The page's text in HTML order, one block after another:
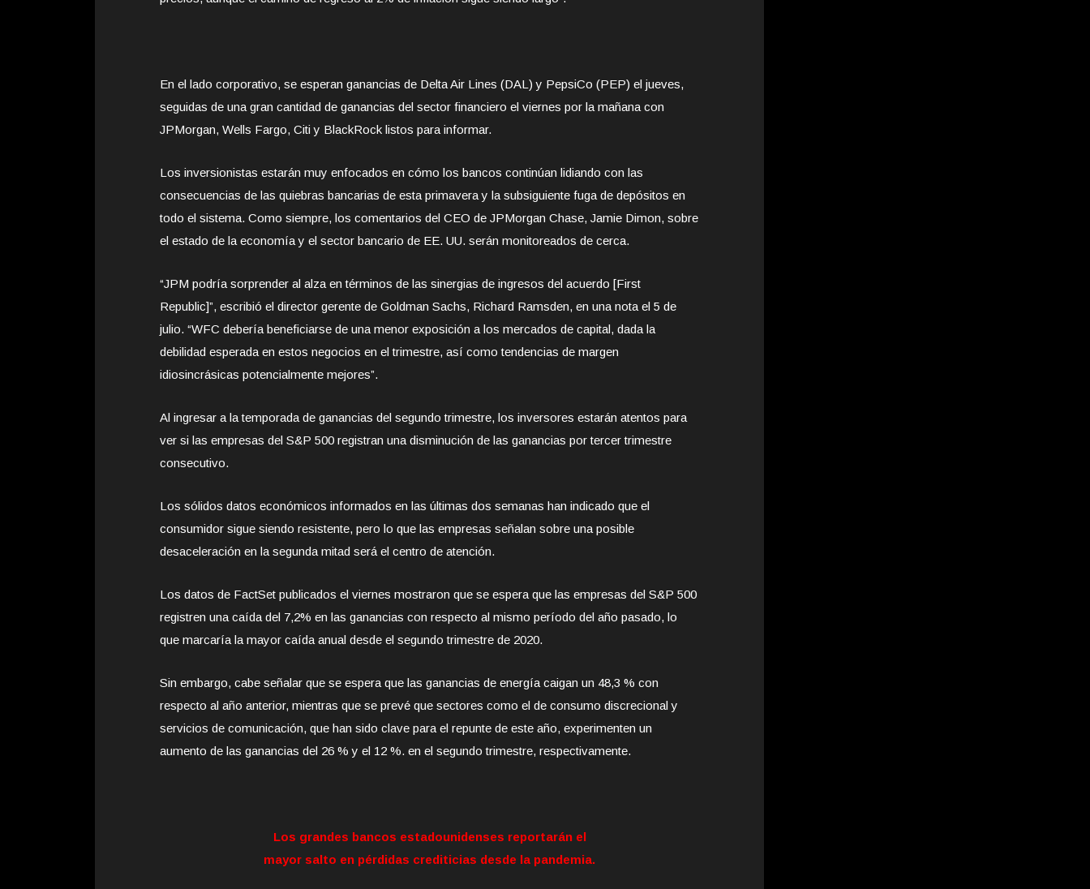
En el lado corporativo, se esperan ganancias de Delta Air Lines (DAL) y PepsiCo (PEP) el jueves,
seguidas de una gran cantidad de ganancias del sector financiero el viernes por la mañana con
JPMorgan, Wells Fargo, Citi y BlackRock listos para informar.
Los inversionistas estarán muy enfocados en cómo los bancos continúan lidiando con las
consecuencias de las quiebras bancarias de esta primavera y la subsiguiente fuga de depósitos en
todo el sistema. Como siempre, los comentarios del CEO de JPMorgan Chase, Jamie Dimon, sobre
el estado de la economía y el sector bancario de EE. UU. serán monitoreados de cerca.
“JPM podría sorprender al alza en términos de las sinergias de ingresos del acuerdo [First
Republic]”, escribió el director gerente de Goldman Sachs, Richard Ramsden, en una nota el 5 de
julio. “WFC debería beneficiarse de una menor exposición a los mercados de capital, dada la
debilidad esperada en estos negocios en el trimestre, así como tendencias de margen
idiosincrásicas potencialmente mejores”.
Al ingresar a la temporada de ganancias del segundo trimestre, los inversores estarán atentos para
ver si las empresas del S&P 500 registran una disminución de las ganancias por tercer trimestre
consecutivo.
Los sólidos datos económicos informados en las últimas dos semanas han indicado que el
consumidor sigue siendo resistente, pero lo que las empresas señalan sobre una posible
desaceleración en la segunda mitad será el centro de atención.
Los datos de FactSet publicados el viernes mostraron que se espera que las empresas del S&P 500
registren una caída del 7,2% en las ganancias con respecto al mismo período del año pasado, lo
que marcaría la mayor caída anual desde el segundo trimestre de 2020.
Sin embargo, cabe señalar que se espera que las ganancias de energía caigan un 48,3 % con
respecto al año anterior, mientras que se prevé que sectores como el de consumo discrecional y
servicios de comunicación, que han sido clave para el repunte de este año, experimenten un
aumento de las ganancias del 26 % y el 12 %. en el segundo trimestre, respectivamente.
Los grandes bancos estadounidenses reportarán el
mayor salto en pérdidas crediticias desde la pandemia.